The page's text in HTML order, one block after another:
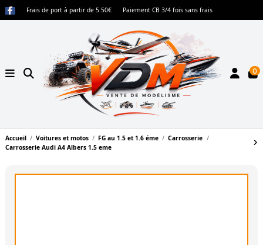
Frais de port à partir de 5.50€ Paiement CB 3/4 fois sans frais
0
Accueil Voitures et motos FG au 1.5 et 1.6 éme
Carrosserie
Carrosserie Audi A4 Albers 1.5 eme